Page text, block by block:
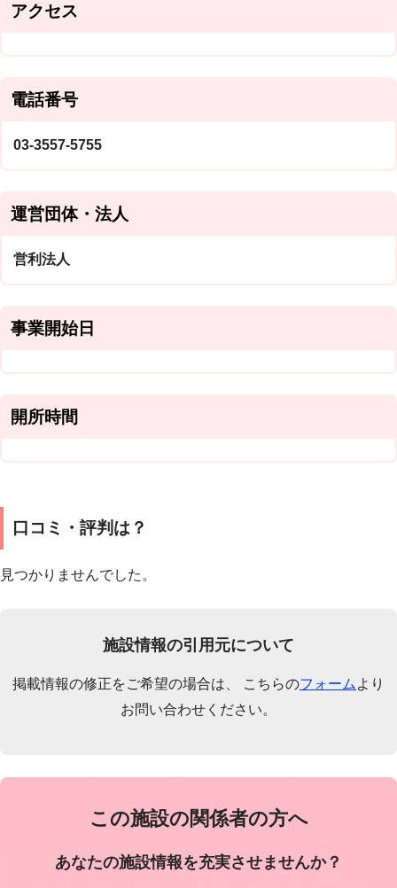
アクセス
電話番号
03-3557-5755
運営団体・法人
営利法人
事業開始日
開所時間
口コミ・評判は？
見つかりませんでした。
施設情報の引用元について
掲載情報の修正をご希望の場合は、 こちらのフォーム より
お問い合わせください。
この施設の関係者の方へ
あなたの施設情報を充実させませんか？